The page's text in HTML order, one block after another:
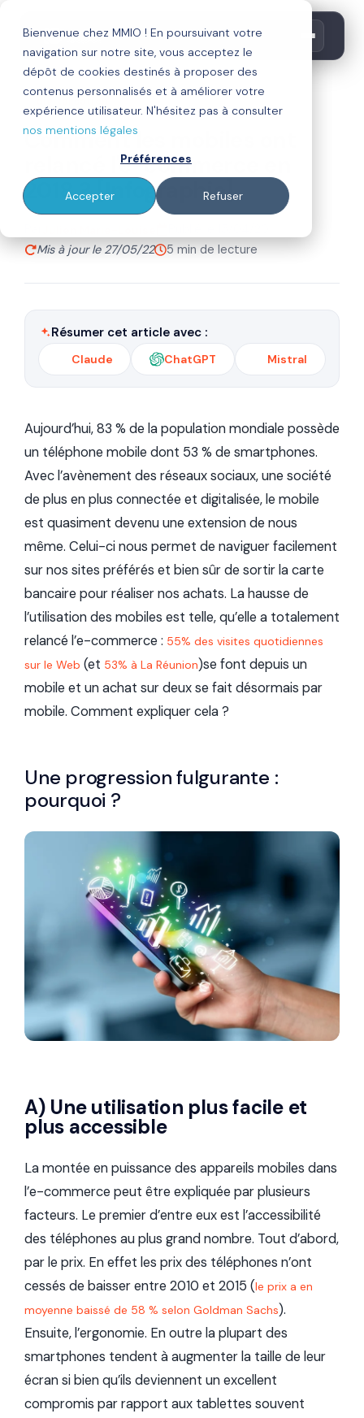
Bienvenue chez MMIO ! En poursuivant votre
navigation sur notre site, vous acceptez le
dépôt de cookies destinés à proposer des
contenus personnalisés et à améliorer votre
expérience utilisateur. N'hésitez pas à consulter
nos mentions légales
Préférences
Accepter Refuser
digitalisation
Comment les mobiles ont
relancé l'e-commerce en
2018 ? [Infographie]
Mis à jour le 27/05/22
5 min de lecture
Résumer cet article avec :
Claude ChatGPT Mistral
Aujourd’hui,83 % de la population mondiale possède
un téléphone mobile dont 53 % de smartphones.
Avec l’avènement des réseaux sociaux, une société
de plus en plus connectée et digitalisée, le mobile
est quasiment devenu une extension de nous
même. Celui-ci nous permet de naviguer facilement
sur nos sites préférés et bien sûr de sortir la carte
bancaire pour réaliser nos achats. La hausse de
l’utilisation des mobiles est telle, qu’elle a totalement
relancé l’e-commerce : 55% des visites quotidiennes
sur le Web (et 53% à La Réunion)se font depuis un
mobile et un achat sur deux se fait désormais par
mobile. Comment expliquer cela ?
Une progression fulgurante :
pourquoi ?
A) Une utilisation plus facile et
plus accessible
La montée en puissance des appareils mobiles dans
l’e-commerce peut être expliquée par plusieurs
facteurs. Le premier d’entre eux est l’accessibilité
des téléphones au plus grand nombre. Tout d’abord,
par le prix. En effet les prix des téléphones n’ont
cessés de baisser entre 2010 et 2015 (le prix a en
moyenne baissé de 58 % selon Goldman Sachs).
Ensuite,l’ergonomie. En outre la plupart des
smartphones tendent à augmenter la taille de leur
écran si bien qu’ils deviennent un excellent
compromis par rapport aux tablettes souvent